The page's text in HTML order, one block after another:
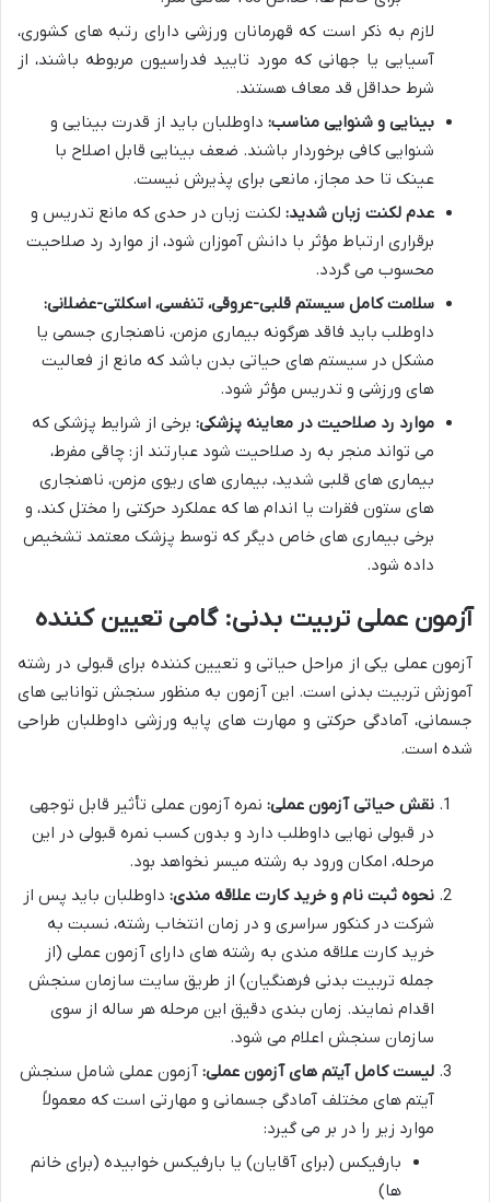
لازم به ذکر است که قهرمانان ورزشی دارای رتبه های کشوری،
آسیایی یا جهانی که مورد تایید فدراسیون مربوطه باشند، از
شرط حداقل قد معاف هستند.
بینایی و شنوایی مناسب: داوطلبان باید از قدرت بینایی و
شنوایی کافی برخوردار باشند. ضعف بینایی قابل اصلاح با
عینک تا حد مجاز، مانعی برای پذیرش نیست.
عدم لکنت زبان شدید: لکنت زبان در حدی که مانع تدریس و
برقراری ارتباط مؤثر با دانش آموزان شود، از موارد رد صلاحیت
محسوب می گردد.
سلامت کامل سیستم قلبی-عروقی، تنفسی، اسکلتی-عضلانی:
داوطلب باید فاقد هرگونه بیماری مزمن، ناهنجاری جسمی یا
مشکل در سیستم های حیاتی بدن باشد که مانع از فعالیت
های ورزشی و تدریس مؤثر شود.
موارد رد صلاحیت در معاینه پزشکی: برخی از شرایط پزشکی که
می تواند منجر به رد صلاحیت شود عبارتند از: چاقی مفرط،
بیماری های قلبی شدید، بیماری های ریوی مزمن، ناهنجاری
های ستون فقرات یا اندام ها که عملکرد حرکتی را مختل کند، و
برخی بیماری های خاص دیگر که توسط پزشک معتمد تشخیص
داده شود.
آزمون عملی تربیت بدنی: گامی تعیین کننده
آزمون عملی یکی از مراحل حیاتی و تعیین کننده برای قبولی در رشته
آموزش تربیت بدنی است. این آزمون به منظور سنجش توانایی های
جسمانی، آمادگی حرکتی و مهارت های پایه ورزشی داوطلبان طراحی
شده است.
نقش حیاتی آزمون عملی: نمره آزمون عملی تأثیر قابل توجهی
در قبولی نهایی داوطلب دارد و بدون کسب نمره قبولی در این
مرحله، امکان ورود به رشته میسر نخواهد بود.
نحوه ثبت نام و خرید کارت علاقه مندی: داوطلبان باید پس از
شرکت در کنکور سراسری و در زمان انتخاب رشته، نسبت به
خرید کارت علاقه مندی به رشته های دارای آزمون عملی (از
جمله تربیت بدنی فرهنگیان) از طریق سایت سازمان سنجش
اقدام نمایند. زمان بندی دقیق این مرحله هر ساله از سوی
سازمان سنجش اعلام می شود.
لیست کامل آیتم های آزمون عملی: آزمون عملی شامل سنجش
آیتم های مختلف آمادگی جسمانی و مهارتی است که معمولاً
موارد زیر را در بر می گیرد:
بارفیکس (برای آقایان) یا بارفیکس خوابیده (برای خانم
ها)